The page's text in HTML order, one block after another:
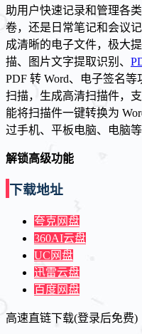
助用户快速记录和管理各
卷，还是日常笔记和会议
成清晰的电子文件，极大
描、图片文字提取识别、
PDF 转 Word、电子签名
扫描，生成高清扫描件，
能将扫描件一键转换为
过手机、平板电脑、电脑
解锁高级功能
下载地址
夸克网盘
360AI云盘
UC网盘
迅雷云盘
百度网盘
高速直链下载(登录后免费)